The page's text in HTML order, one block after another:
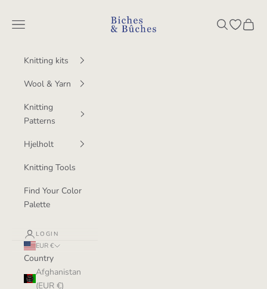
BichesetBuches
Navigation menu SearchOpen
Cart
Knitting kits
Wool & Yarn
Knitting
Patterns
Hjelholt
Knitting Tools
Find Your Color
Palette
LOGIN
EUR €
Country
Afghanistan
(EUR €)